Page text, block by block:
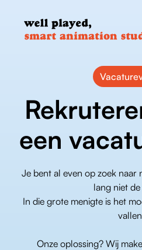
een
Je bent al even op zoek
lang niet de
In die grote menigte is het
Onze oplossing? Wij